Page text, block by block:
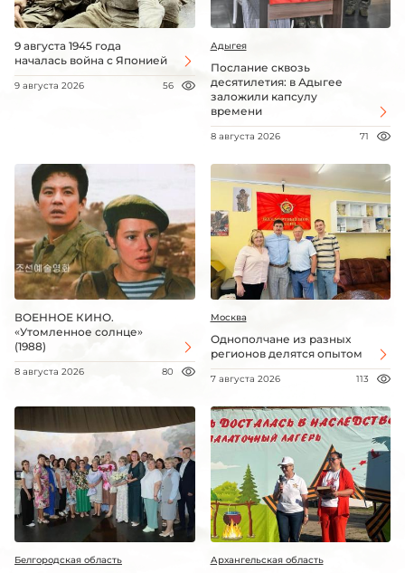
9 августа 1945 года
началась война с Японией
9 августа 2026 56
Адыгея
Послание сквозь
десятилетия: в Адыгее
заложили капсулу
времени
8 августа 2026 71
ВОЕННОЕ КИНО.
«Утомленное солнце»
(1988)
8 августа 2026 80
Москва
Однополчане из разных
регионов делятся опытом
7 августа 2026 113
Белгородская область Архангельская область